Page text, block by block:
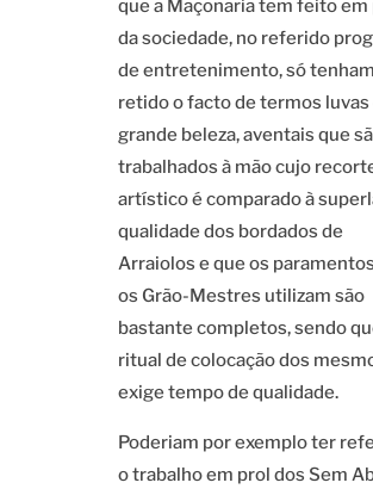
que a Maçonaria tem feito em
da sociedade, no referido
de entretenimento, só tenham
retido o facto de termos luvas
grande beleza, aventais que
trabalhados à mão cujo
artístico é comparado à
qualidade dos bordados de
Arraiolos e que os
os Grão-Mestres utilizam são
bastante completos, sendo
ritual de colocação dos
exige tempo de qualidade.
Poderiam por exemplo ter
o trabalho em prol dos Sem